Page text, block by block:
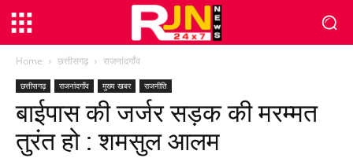
Home छत्तीसगढ़ राजनांदगाँव
छत्तीसगढ़ राजनांदगाँव मुख्य खबर राजनीति
बाईपास की जर्जर सड़क की मरम्मत
तुरंत हो : शमसुल आलम